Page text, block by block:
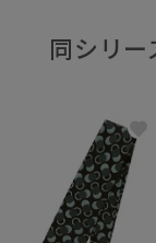
同シリー